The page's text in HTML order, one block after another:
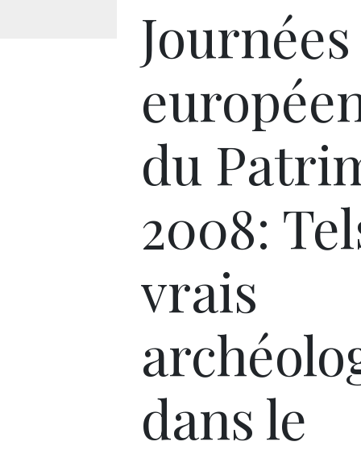
Journées
du
2008:
vrais
dans le